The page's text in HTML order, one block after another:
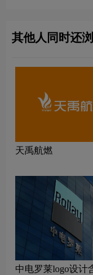
其他人同时还
天禹航燃
中电罗莱logo设计